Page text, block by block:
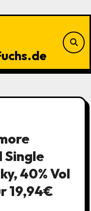
Single
40% Vol
19,94€